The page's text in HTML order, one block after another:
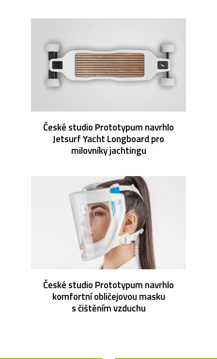
České studio Prototypum navrhlo
Jetsurf Yacht Longboard pro
milovníky jachtingu
České studio Prototypum navrhlo
komfortní obličejovou masku
s čištěním vzduchu